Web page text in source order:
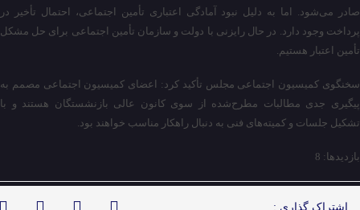
صادر می‌شود. اما به دلیل نبود آمادگی اعتباری تأمین اجتماعی، احتمال تأخیر در
پرداخت وجود دارد. در حال رایزنی با دولت و سازمان تأمین اجتماعی برای حل مشکل
تأمین اعتبار هستیم.
سخنگوی کمیسیون اجتماعی مجلس تأکید کرد: اعضای کمیسیون اجتماعی مصمم به
پیگیری جدی مطالبات مطرح‌شده از سوی کانون عالی بازنشستگان هستند و با
تشکیل جلسات و کمیته‌های فنی به دنبال راهکار مناسب خواهند بود.
بازدیدها: 8
اشتراک گذاری :